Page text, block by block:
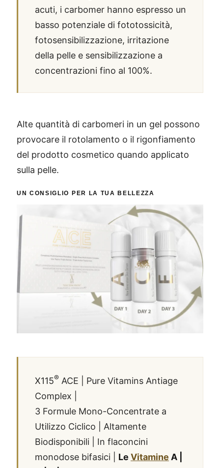
acuti, i carbomer hanno espresso un
basso potenziale di fototossicità,
fotosensibilizzazione, irritazione
della pelle e sensibilizzazione a
concentrazioni fino al 100%.
Alte quantità di carbomeri in un gel possono
provocare il rotolamento o il rigonfiamento
del prodotto cosmetico quando applicato
sulla pelle.
UN CONSIGLIO PER LA TUA BELLEZZA
X115® ACE | Pure Vitamins Antiage
Complex |
3 Formule Mono-Concentrate a
Utilizzo Ciclico | Altamente
Biodisponibili | In flaconcini
monodose bifasici | Le Vitamine A |